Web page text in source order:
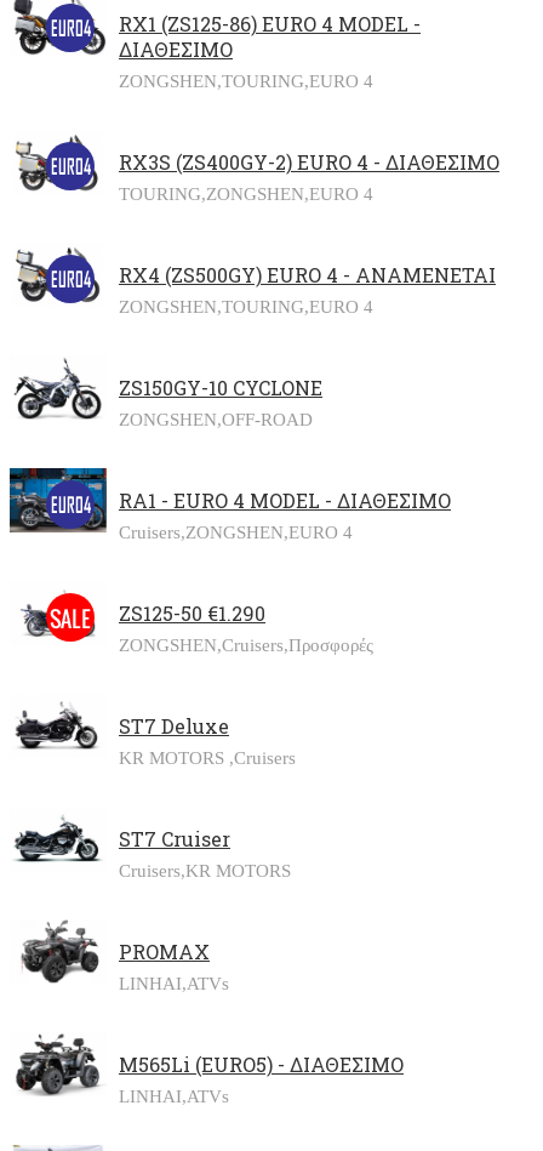
RX1 (ZS125-86) EURO 4 MODEL -
ΔΙΑΘΕΣΙΜΟ
ZONGSHEN,TOURING,EURO 4
RX3S (ZS400GY-2) EURO 4 - ΔΙΑΘΕΣΙΜΟ
TOURING,ZONGSHEN,EURO 4
RX4 (ZS500GY) EURO 4 - ΑΝΑΜΕΝΕΤΑΙ
ZONGSHEN,TOURING,EURO 4
ZS150GY-10 CYCLONE
ZONGSHEN,OFF-ROAD
RA1 - EURO 4 MODEL - ΔΙΑΘΕΣΙΜΟ
Cruisers,ZONGSHEN,EURO 4
ZS125-50 €1.290
ZONGSHEN,Cruisers,Προσφορές
ST7 Deluxe
KR MOTORS ,Cruisers
ST7 Cruiser
Cruisers,KR MOTORS
PROMAX
LINHAI,ATVs
M565Li (EURO5) - ΔΙΑΘΕΣΙΜΟ
LINHAI,ATVs